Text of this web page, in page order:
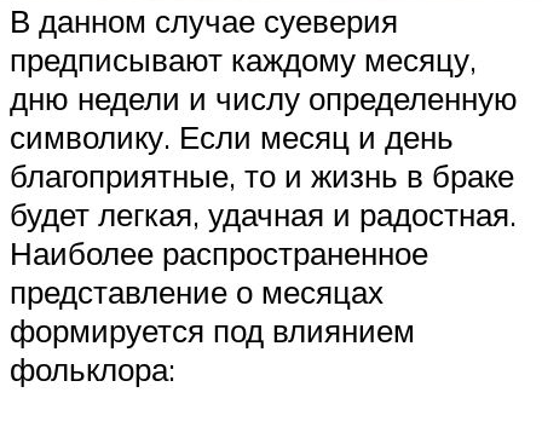
В данном случае суеверия
предписывают каждому месяцу,
дню недели и числу определенную
символику. Если месяц и день
благоприятные, то и жизнь в браке
будет легкая, удачная и радостная.
Наиболее распространенное
представление о месяцах
формируется под влиянием
фольклора: